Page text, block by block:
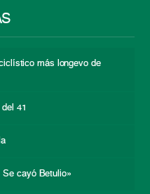
más longevo de
41
cayó Betulio»